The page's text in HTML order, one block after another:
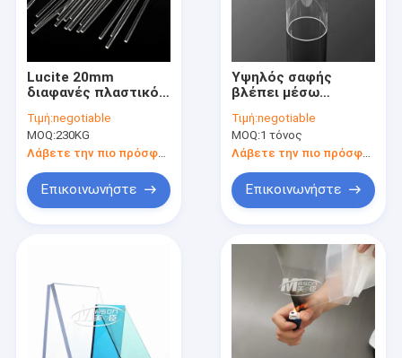
Lucite 20mm
διαφανές πλαστικό
γύρω από χυτό
ακρυλικό Perspex
ράβδων
Τιμή:negotiable
MOQ:230KG
Λάβετε την πιο πρόσφατη τιμή
Επικοινωνήστε
Υψηλός σαφής
βλέπει μέσω
σωλήνα ενυδρείων
σωλήνων Pmma του
στερεού ακρυλικού
Τιμή:negotiable
MOQ:1 τόνος
Επικοινωνήστε